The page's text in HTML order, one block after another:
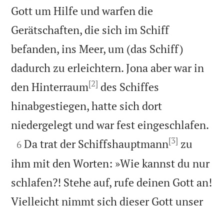
Gott um Hilfe und warfen die
Gerätschaften, die sich im Schiff
befanden, ins Meer, um (das Schiff)
dadurch zu erleichtern. Jona aber war in
den Hinterraum[2] des Schiffes
hinabgestiegen, hatte sich dort
niedergelegt und war fest eingeschlafen.

6 Da trat der Schiffshauptmann[3] zu
ihm mit den Worten: »Wie kannst du nur
schlafen?! Stehe auf, rufe deinen Gott an!
Vielleicht nimmt sich dieser Gott unser